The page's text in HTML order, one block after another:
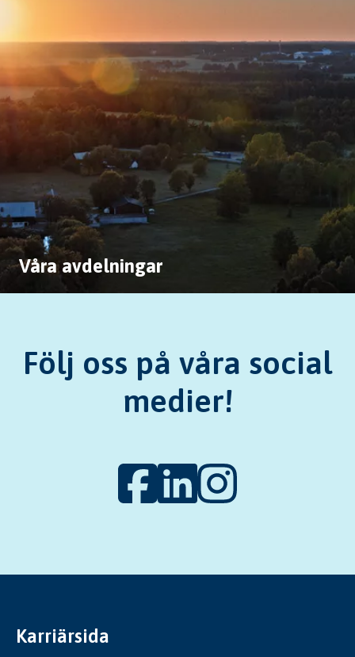
Våra avdelningar
Följ oss på våra social
medier!
Karriärsida